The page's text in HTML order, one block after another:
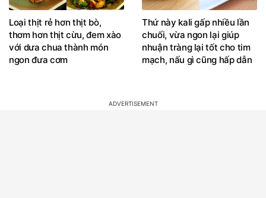
Loại thịt rẻ hơn thịt bò,
thơm hơn thịt cừu, đem xào
với dưa chua thành món
ngon đưa cơm
Thứ này kali gấp nhiều lần
chuối, vừa ngon lại giúp
nhuận tràng lại tốt cho tim
mạch, nấu gì cũng hấp dẫn